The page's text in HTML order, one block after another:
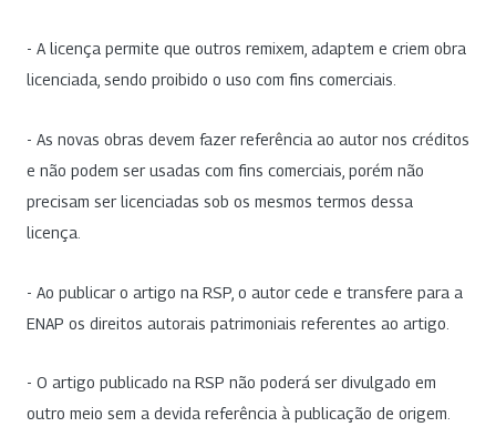
- A licença permite que outros remixem, adaptem e criem obra
licenciada, sendo proibido o uso com fins comerciais.
- As novas obras devem fazer referência ao autor nos créditos
e não podem ser usadas com fins comerciais, porém não
precisam ser licenciadas sob os mesmos termos dessa
licença.
- Ao publicar o artigo na RSP, o autor cede e transfere para a
ENAP os direitos autorais patrimoniais referentes ao artigo.
- O artigo publicado na RSP não poderá ser divulgado em
outro meio sem a devida referência à publicação de origem.